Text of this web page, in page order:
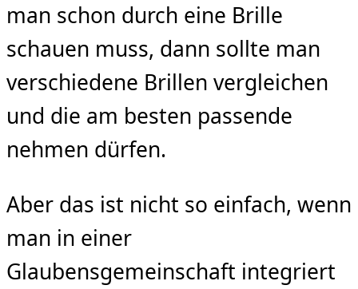
man schon durch eine Brille
schauen muss, dann sollte man
verschiedene Brillen vergleichen
und die am besten passende
nehmen dürfen.
Aber das ist nicht so einfach, wenn
man in einer
Glaubensgemeinschaft integriert